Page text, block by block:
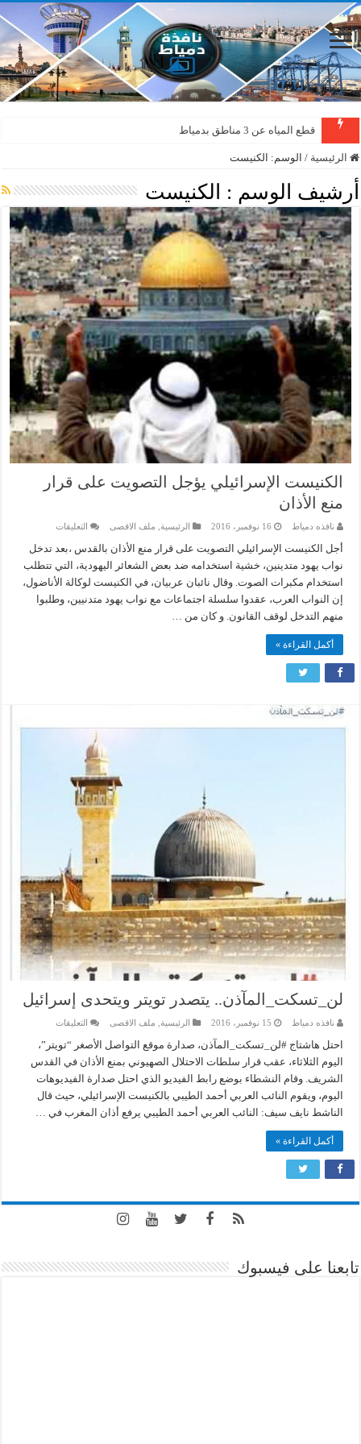
قطع المياه عن 3 مناطق بدمياط
الرئيسية / الوسم: الكنيست
أرشيف الوسم : الكنيست
الكنيست الإسرائيلي يؤجل التصويت على قرار
منع الأذان
نافذه دمياط 16 نوفمبر، 2016 الرئيسية ملف الاقصى التعليقاتعلى
الإسرائيلي
التصويت
على
قرار
منع
الأذان
أجل الكنيست الإسرائيلي التصويت على قرار منع الأذان بالقدس ،بعد تدخل
نواب يهود متدينين، خشية استخدامه ضد بعض الشعائر اليهودية، التي تتطلب
استخدام مكبرات الصوت. وقال نائبان عربيان، في الكنيست لوكالة الأناضول،
إن النواب العرب، عقدوا سلسلة اجتماعات مع نواب يهود متدنيين، وطلبوا
منهم التدخل لوقف القانون. و كان من …
أكمل القراءة »
لن_تسكت_المآذن.. يتصدر تويتر ويتحدى إسرائيل
نافذه دمياط 15 نوفمبر، 2016 الرئيسية ملف الاقصى التعليقاتعلى
يتصدر
تويتر
ويتحدى
إسرائيل
مغلقة
احتل هاشتاج #لن_تسكت_المآذن، صدارة موقع التواصل الأصغر “تويتر”،
اليوم الثلاثاء، عقب قرار سلطات الاحتلال الصهيوني بمنع الأذان في القدس
الشريف. وقام النشطاء بوضع رابط الفيديو الذي احتل صدارة الفيديوهات
اليوم، ويقوم النائب العربي أحمد الطيبي بالكنيست الإسرائيلي، حيث قال
الناشط نايف سيف: النائب العربي أحمد الطيبي يرفع أذان المغرب في …
أكمل القراءة »
تابعنا على فيسبوك